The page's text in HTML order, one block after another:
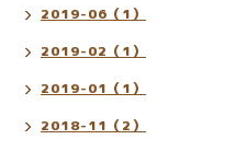
2019-06（1）
2019-02（1）
2019-01（1）
2018-11（2）